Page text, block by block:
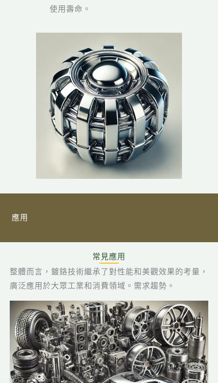
使用壽命。
應用
常見應用
整體而言，鍍鉻技術繼承了對性能和美觀效果的考量，
廣泛應用於大眾工業和消費領域。需求趨勢。